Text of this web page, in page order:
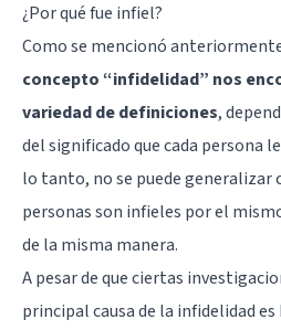
¿Por qué fue infiel?
Como se mencionó
concepto “infidelidad” nos
variedad de definiciones,
del significado que cada persona
lo tanto, no se puede generalizar
personas son infieles por el
de la misma manera.
A pesar de que ciertas
principal causa de la infidelidad